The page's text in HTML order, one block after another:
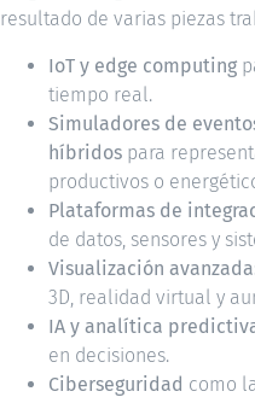
resultado de varias piezas
IoT y edge computing
tiempo real.
Simuladores de
híbridos para
productivos o
Plataformas de
de datos, sensores y
Visualización
3D, realidad virtual y
IA y analítica
en decisiones.
Ciberseguridad como